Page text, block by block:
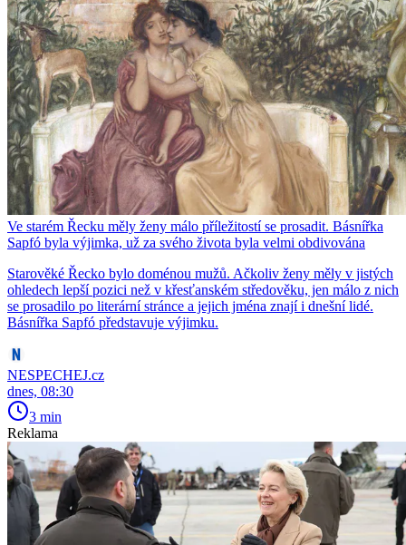
Ve starém Řecku měly ženy málo příležitostí se prosadit. Básnířka
Sapfó byla výjimka, už za svého života byla velmi obdivována
Starověké Řecko bylo doménou mužů. Ačkoliv ženy měly v jistých
ohledech lepší pozici než v křesťanském středověku, jen málo z nich
se prosadilo po literární stránce a jejich jména znají i dnešní lidé.
Básnířka Sapfó představuje výjimku.
NESPECHEJ.cz
dnes, 08:30
3 min
Reklama